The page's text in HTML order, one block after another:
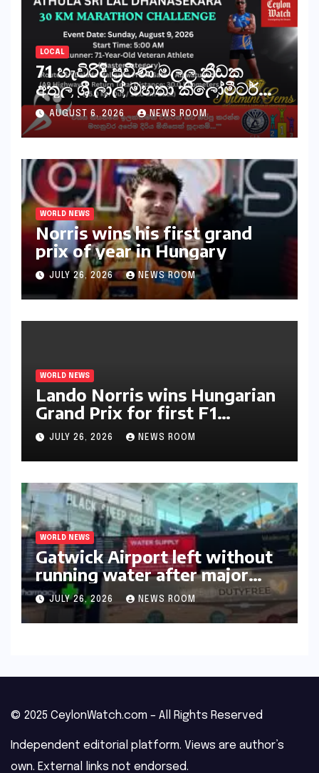
LOCAL
71 හැවිරිදි ප්‍රවීණ මලල ක්‍රීඩක
අතුල ශ්‍රී ලාල් මහතා කිලෝමීටර්
30ක විශේෂ මැරතන් ධාවන
අභියෝගයකට සැරසෙයි
AUGUST 6, 2026 NEWS ROOM
WORLD NEWS
Norris wins his first grand
prix of year in Hungary​​
JULY 26, 2026 NEWS ROOM
WORLD NEWS
Lando Norris wins Hungarian
Grand Prix for first F1
triumph in 2026​​
JULY 26, 2026 NEWS ROOM
WORLD NEWS
Gatwick Airport left without
running water after major
outage​​
JULY 26, 2026 NEWS ROOM
© 2025 CeylonWatch.com – All Rights Reserved
Independent editorial platform. Views are author’s
own. External links not endorsed.